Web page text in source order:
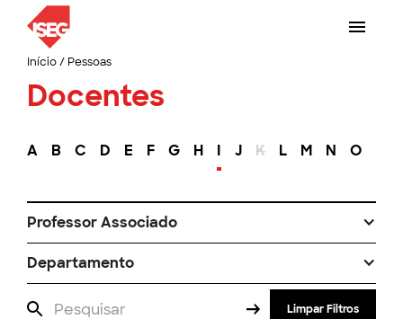
Início/ Pessoas
Docentes
A B C D E F G H I J K L M N O
Professor Associado
Departamento
Limpar Filtros